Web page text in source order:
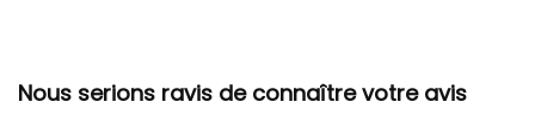
Nous serions ravis de connaître votre avis